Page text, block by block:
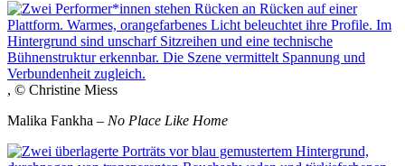
, © Christine Miess
Malika Fankha – No Place Like Home